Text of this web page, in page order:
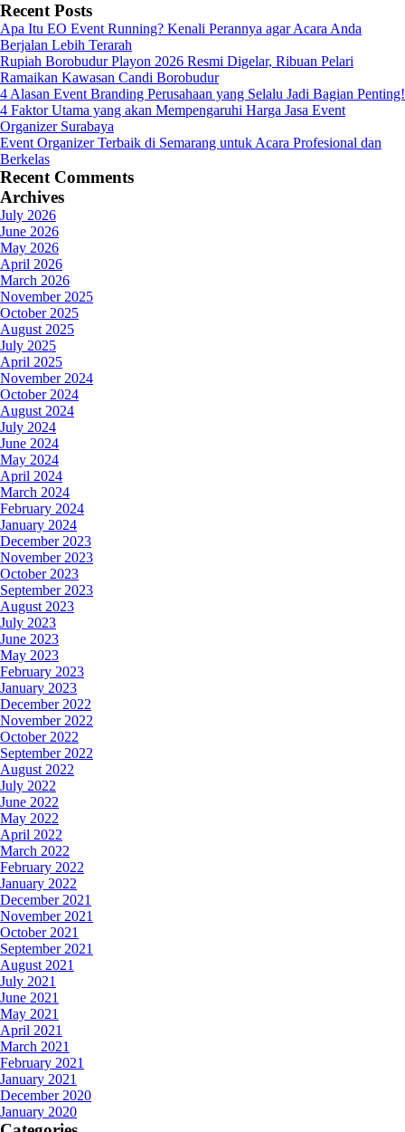
Recent Posts
Apa Itu EO Event Running? Kenali Perannya agar Acara Anda
Berjalan Lebih Terarah
Rupiah Borobudur Playon 2026 Resmi Digelar, Ribuan Pelari
Ramaikan Kawasan Candi Borobudur
4 Alasan Event Branding Perusahaan yang Selalu Jadi Bagian Penting!
4 Faktor Utama yang akan Mempengaruhi Harga Jasa Event
Organizer Surabaya
Event Organizer Terbaik di Semarang untuk Acara Profesional dan
Berkelas
Recent Comments
Archives
July 2026
June 2026
May 2026
April 2026
March 2026
November 2025
October 2025
August 2025
July 2025
April 2025
November 2024
October 2024
August 2024
July 2024
June 2024
May 2024
April 2024
March 2024
February 2024
January 2024
December 2023
November 2023
October 2023
September 2023
August 2023
July 2023
June 2023
May 2023
February 2023
January 2023
December 2022
November 2022
October 2022
September 2022
August 2022
July 2022
June 2022
May 2022
April 2022
March 2022
February 2022
January 2022
December 2021
November 2021
October 2021
September 2021
August 2021
July 2021
June 2021
May 2021
April 2021
March 2021
February 2021
January 2021
December 2020
January 2020